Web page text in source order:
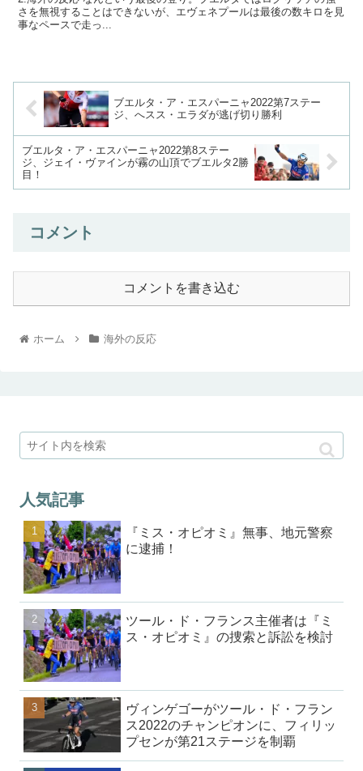
さを無視することはできないが、エヴェネプールは最後の数キロを見
事なペースで走っ...
ブエルタ・ア・エスパーニャ2022第7ステー
ジ、へスス・エラダが逃げ切り勝利
ブエルタ・ア・エスパーニャ2022第8ステー
ジ、ジェイ・ヴァインが霧の山頂でブエルタ2勝
目！
コメント
コメントを書き込む
ホーム 海外の反応
人気記事
『ミス・オピオミ』無事、地元警察
に逮捕！
ツール・ド・フランス主催者は『ミ
ス・オピオミ』の捜索と訴訟を検討
ヴィンゲゴーがツール・ド・フラン
ス2022のチャンピオンに、フィリッ
プセンが第21ステージを制覇